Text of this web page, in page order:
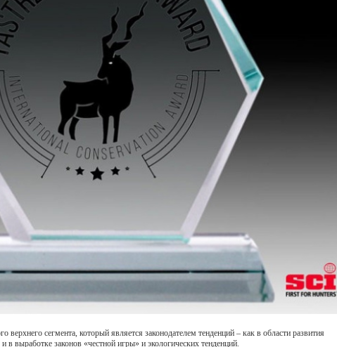
верхнего сегмента, который является законодателем тенденций – как в области развития
выработке законов «честной игры» и экологических тенденций.